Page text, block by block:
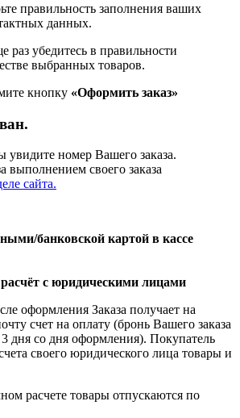
правильность заполнения ваших
данных.
раз убедитесь в правильности
выбранных товаров.
кнопку «Оформить заказ»
увидите номер Вашего заказа.
выполнением своего заказа
сайта.
банковской картой в кассе
с юридическими лицами
оформления Заказа получает на
счет на оплату (бронь Вашего заказа
3 дня со дня оформления). Покупатель
своего юридического лица товары и
расчете товары отпускаются по